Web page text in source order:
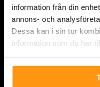
information från din
annons- och
Dessa kan i sin tur
information som du har